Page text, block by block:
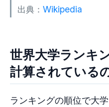
出典：Wikipedia
世界大学ランキ
計算されている
ランキングの順位で大